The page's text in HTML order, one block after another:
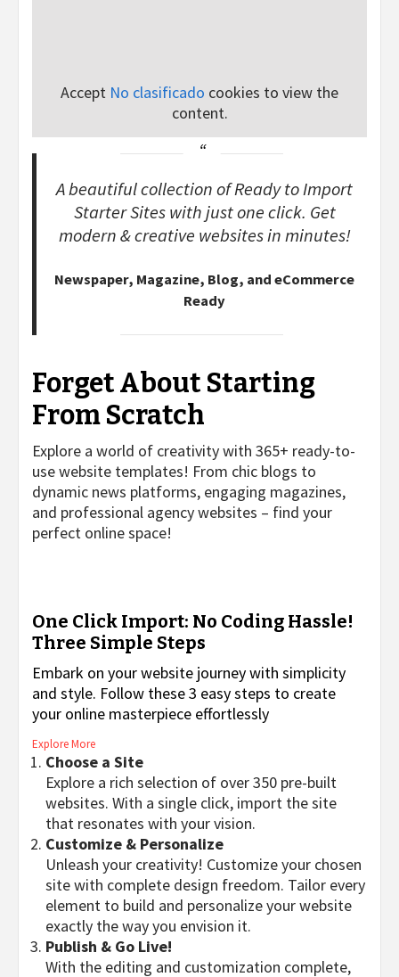
Accept No clasificado cookies to view the
content.
A beautiful collection of Ready to Import
Starter Sites with just one click. Get
modern & creative websites in minutes!
Newspaper, Magazine, Blog, and eCommerce
Ready
Forget About Starting
From Scratch
Explore a world of creativity with 365+ ready-to-
use website templates! From chic blogs to
dynamic news platforms, engaging magazines,
and professional agency websites – find your
perfect online space!
One Click Import: No Coding Hassle!
Three Simple Steps
Embark on your website journey with simplicity
and style. Follow these 3 easy steps to create
your online masterpiece effortlessly
Explore More
Choose a Site
Explore a rich selection of over 350 pre-built
websites. With a single click, import the site
that resonates with your vision.
Customize & Personalize
Unleash your creativity! Customize your chosen
site with complete design freedom. Tailor every
element to build and personalize your website
exactly the way you envision it.
Publish & Go Live!
With the editing and customization complete,